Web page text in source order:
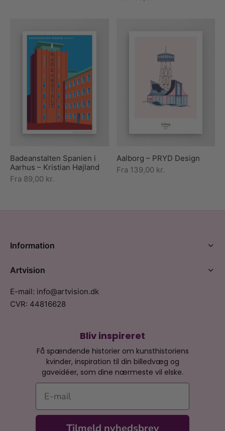
Badeanstalten Spanien i
Aarhus – Kristian Højland
Fra 89,00 kr.
Aalborg – PRYD Design
Fra 139,00 kr.
Bliv inspireret
Få spændende historier om kunsthistoriens
kvinder, inspiration til din billedvæg og
gaveidéer, som dine nærmeste vil elske.
E-mail
Information
Artvision
E-mail: info@artvision.dk
CVR: 44816628